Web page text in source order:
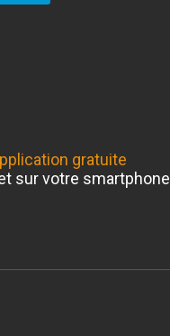
gratuite
sur votre smartphone